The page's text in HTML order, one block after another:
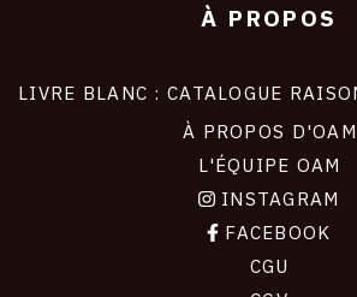
À PROPOS
LIVRE BLANC : CATALOGUE
À PROPOS D'OAM
L'ÉQUIPE OAM
INSTAGRAM
FACEBOOK
CGU